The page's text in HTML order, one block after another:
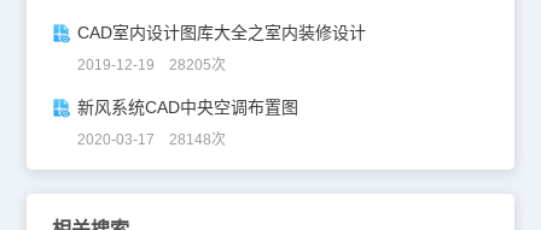
CAD室内设计图库大全之室内装修设计
2019-12-19 28205次
新风系统CAD中央空调布置图
2020-03-17 28148次